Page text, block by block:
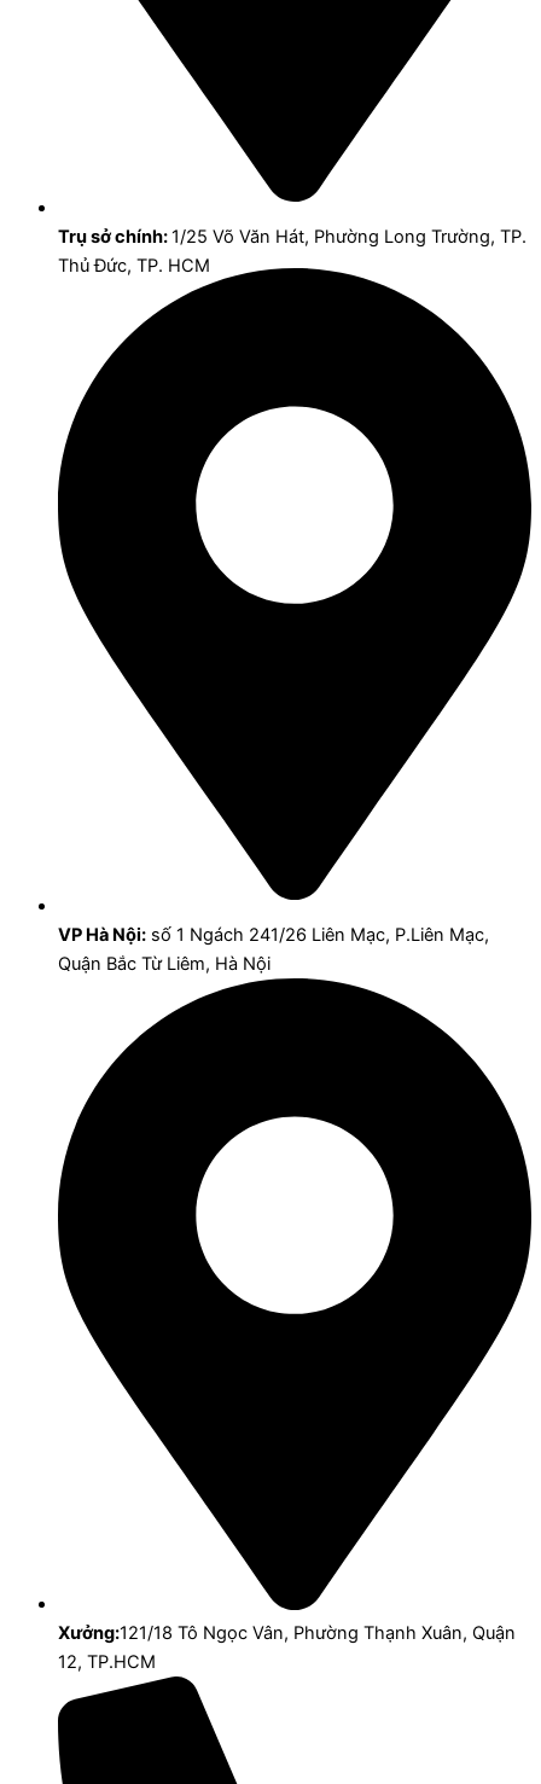
Trụ sở chính:1/25 Võ Văn Hát, Phường Long Trường, TP.
Thủ Đức, TP. HCM
VP Hà Nội: số 1 Ngách 241/26 Liên Mạc, P.Liên Mạc,
Quận Bắc Từ Liêm, Hà Nội
Xưởng:121/18 Tô Ngọc Vân, Phường Thạnh Xuân, Quận
12, TP.HCM